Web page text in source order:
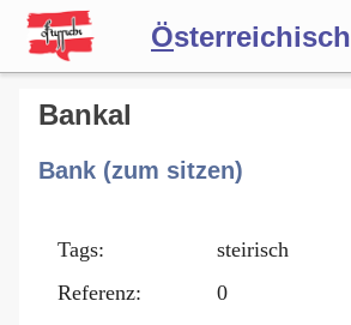
Österreichisch
Wörterbuch
Forum
Blog
Bankal
Bank (zum sitzen)
Tags:
steirisch
Referenz:
0